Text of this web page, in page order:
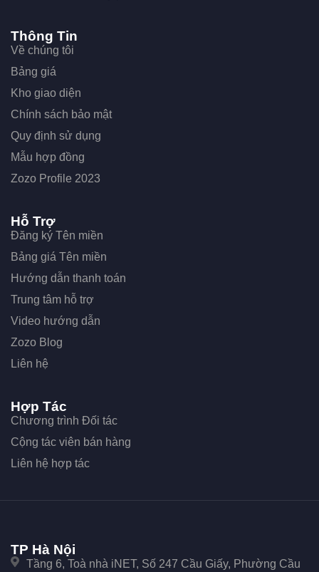
Thông Tin
Về chúng tôi
Bảng giá
Kho giao diện
Chính sách bảo mật
Quy định sử dụng
Mẫu hợp đồng
Zozo Profile 2023
Hỗ Trợ
Đăng ký Tên miền
Bảng giá Tên miền
Hướng dẫn thanh toán
Trung tâm hỗ trợ
Video hướng dẫn
Zozo Blog
Liên hệ
Hợp Tác
Chương trình Đối tác
Cộng tác viên bán hàng
Liên hệ hợp tác
TP Hà Nội
Tầng 6, Toà nhà iNET, Số 247 Cầu Giấy, Phường Cầu